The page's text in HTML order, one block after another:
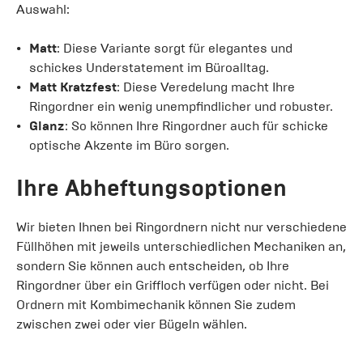
Auswahl:
Matt: Diese Variante sorgt für elegantes und
schickes Understatement im Büroalltag.
Matt Kratzfest: Diese Veredelung macht Ihre
Ringordner ein wenig unempfindlicher und robuster.
Glanz: So können Ihre Ringordner auch für schicke
optische Akzente im Büro sorgen.
Ihre Abheftungsoptionen
Wir bieten Ihnen bei Ringordnern nicht nur verschiedene
Füllhöhen mit jeweils unterschiedlichen Mechaniken an,
sondern Sie können auch entscheiden, ob Ihre
Ringordner über ein Griffloch verfügen oder nicht. Bei
Ordnern mit Kombimechanik können Sie zudem
zwischen zwei oder vier Bügeln wählen.